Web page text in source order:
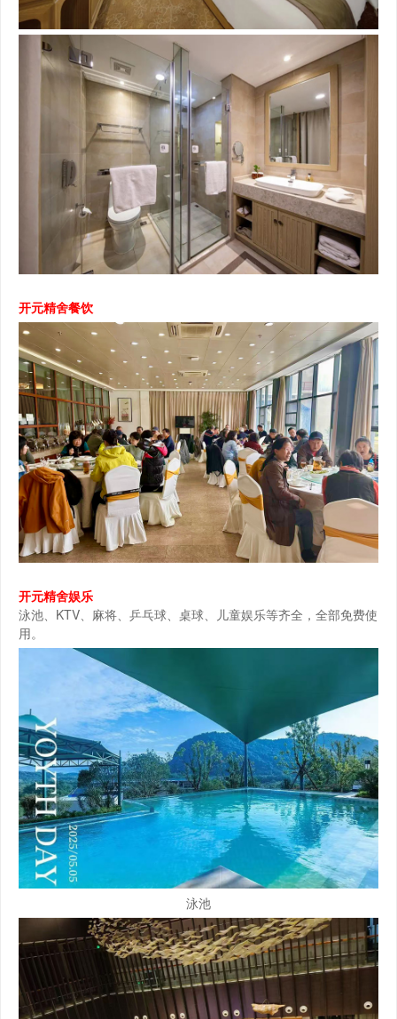
开元精舍餐饮
开元精舍娱乐
泳池、KTV、麻将、乒乓球、桌球、儿童娱乐等齐全，全部免费使
用。
泳池